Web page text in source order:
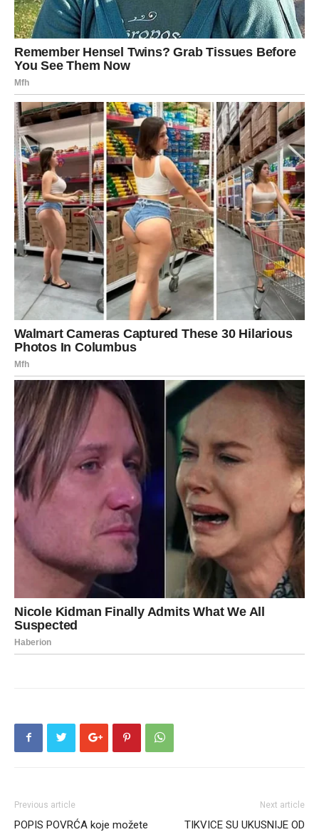
Previous article
POPIS POVRĆA koje možete
Next article
TIKVICE SU UKUSNIJE OD